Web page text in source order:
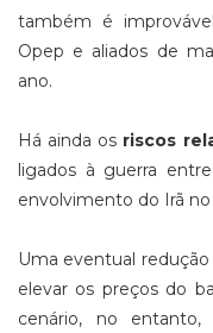
também é
Opep e aliados de
ano.
Há ainda os riscos
ligados à guerra
envolvimento do Irã
Uma eventual
elevar os preços do
cenário, no